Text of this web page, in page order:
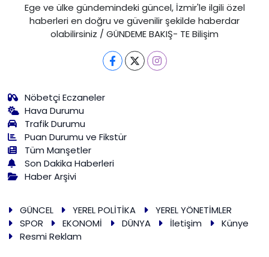
Ege ve ülke gündemindeki güncel, İzmir'le ilgili özel
haberleri en doğru ve güvenilir şekilde haberdar
olabilirsiniz / GÜNDEME BAKIŞ- TE Bilişim
Nöbetçi Eczaneler
Hava Durumu
Trafik Durumu
Puan Durumu ve Fikstür
Tüm Manşetler
Son Dakika Haberleri
Haber Arşivi
GÜNCEL YEREL POLİTİKA
YEREL YÖNETİMLER
SPOR
EKONOMİ DÜNYA İletişim
Künye
Resmi Reklam